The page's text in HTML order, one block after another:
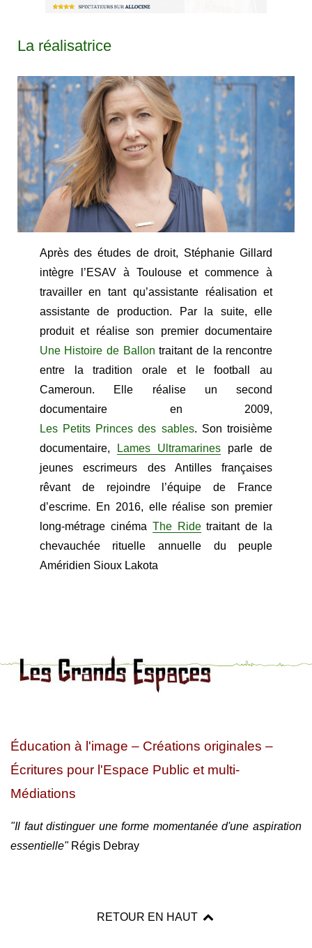
La réalisatrice
Après des études de droit, Stéphanie Gillard
intègre l’ESAV à Toulouse et commence à
travailler en tant qu’assistante réalisation et
assistante de production. Par la suite, elle
produit et réalise son premier documentaire
Une Histoire de Ballon traitant de la rencontre
entre la tradition orale et le football au
Cameroun. Elle réalise un second
documentaire en 2009,
Les Petits Princes des sables. Son troisième
documentaire,
Lames Ultramarines parle de
jeunes escrimeurs des Antilles françaises
rêvant de rejoindre l’équipe de France
d’escrime. En 2016, elle réalise son premier
long-métrage cinéma The Ridetraitant de la
chevauchée rituelle annuelle du peuple
Améridien Sioux Lakota
Éducation à l'image – Créations originales –
Écritures pour l'Espace Public et multi-
Médiations
"Il faut distinguer une forme momentanée d'une aspiration
essentielle"Régis Debray
RETOUR EN HAUT